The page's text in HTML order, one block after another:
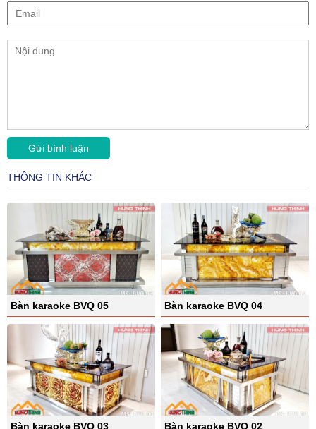
THÔNG TIN KHÁC
Bàn karaoke BVQ 05 Bàn karaoke BVQ 04
Bàn karaoke BVQ 03 Bàn karaoke BVQ 02